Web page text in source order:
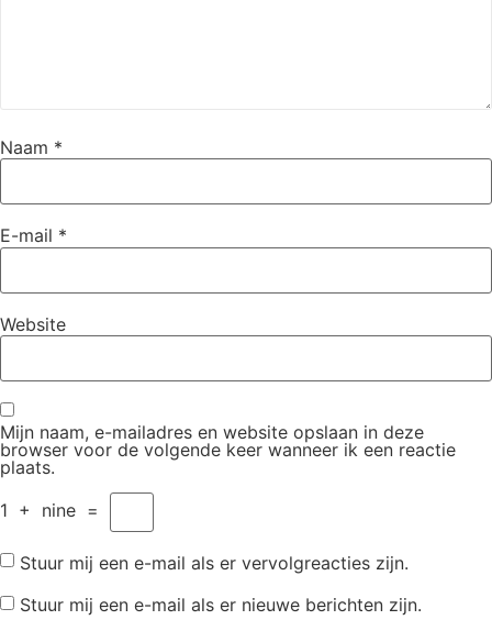
Naam *
E-mail *
Website
Mijn naam, e-mailadres en website opslaan in deze
browser voor de volgende keer wanneer ik een reactie
plaats.
1 + nine =
Stuur mij een e-mail als er vervolgreacties zijn.
Stuur mij een e-mail als er nieuwe berichten zijn.